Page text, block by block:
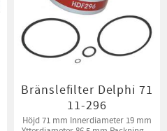
Bränslefilter Delphi 71
11-296
Höjd 71 mm Innerdiameter 19 mm